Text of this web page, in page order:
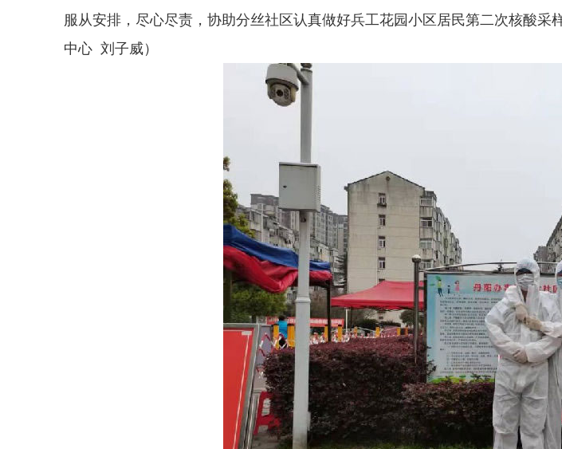
服从安排，尽心尽责，协助分丝社区认真做好兵工花园小区居民第二次核酸
中心 刘子威）